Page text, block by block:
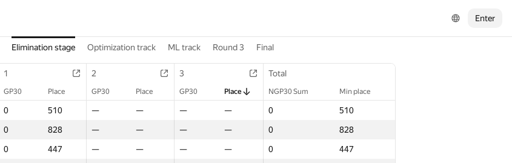
Enter
Elimination stage Optimization track ML track Round 3 Final
1 2 3 Total
GP30 Place GP30 Place GP30 Place NGP30 Sum Min place
0 510 — — — — 0
510
0 828 — — — — 0
828
0 447 — — — — 0
447